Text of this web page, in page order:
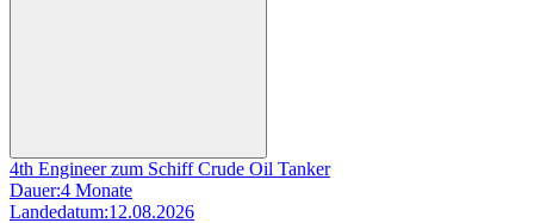
4th Engineer zum Schiff Crude Oil Tanker
Dauer:4 Monate
Landedatum:12.08.2026